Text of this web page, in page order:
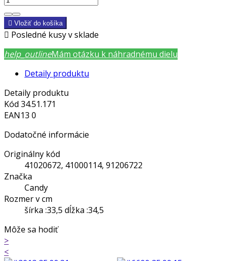
 Vložiť do košíka
 Posledné kusy v sklade
help_outlineMám otázku k náhradnému dielu
Detaily produktu
Detaily produktu
Kód 34.51.171
EAN13 0
Dodatočné informácie
Originálny kód
41020672, 41000114, 91206722
Značka
Candy
Rozmer v cm
šírka :33,5 dĺžka :34,5
Môže sa hodiť
>
<